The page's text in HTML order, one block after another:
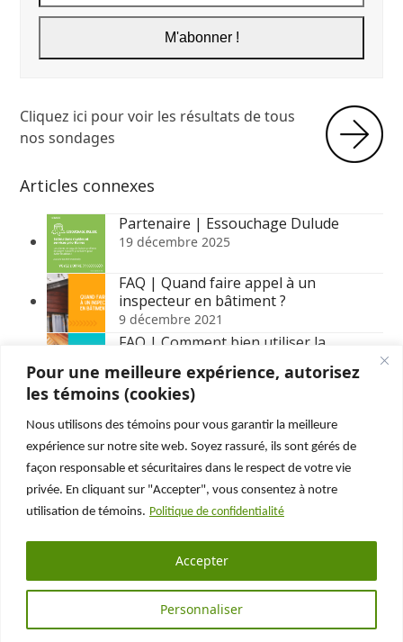
Pour une meilleure expérience, autorisez
les témoins (cookies)
Nous utilisons des témoins pour vous garantir la meilleure
expérience sur notre site web. Soyez rassuré, ils sont gérés de
façon responsable et sécuritaires dans le respect de votre vie
privée. En cliquant sur "Accepter", vous consentez à notre
utilisation de témoins. Politique de confidentialité
Personnaliser
Accepter
adresse
M'abonner !
Cliquez ici pour voir les résultats de tous
nos sondages
Articles connexes
Partenaire | Essouchage Dulude
19 décembre 2025
FAQ | Quand faire appel à un
inspecteur en bâtiment ?
9 décembre 2021
FAQ | Comment bien utiliser la
3 mars 2026
FAQ | Combien coûte une mini maison
?
20 octobre 2025
FAQ | Quelles sont les étapes lors de la
découverte d’une infiltration d’eau ?
31 juillet 2026
Suivez nous sur :
Facebook
LinkedInYouTube